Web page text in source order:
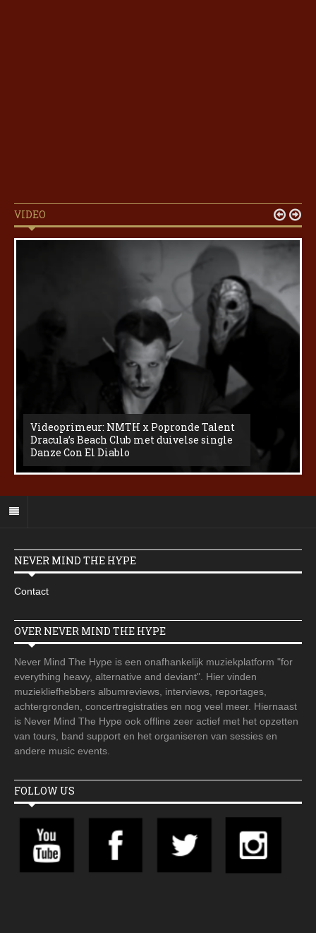
VIDEO
Videoprimeur: NMTH x Popronde Talent
Dracula’s Beach Club met duivelse single
Danze Con El Diablo
 
NEVER MIND THE HYPE
Contact
OVER NEVER MIND THE HYPE
Never Mind The Hype is een onafhankelijk muziekplatform "for
everything heavy, alternative and deviant". Hier vinden
muziekliefhebbers albumreviews, interviews, reportages,
achtergronden, concertregistraties en nog veel meer. Hiernaast
is Never Mind The Hype ook offline zeer actief met het opzetten
van tours, band support en het organiseren van sessies en
andere music events.
FOLLOW US